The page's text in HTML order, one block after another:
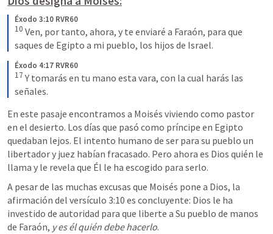
Éxodo 3:10 RVR60
10 Ven, por tanto, ahora, y te enviaré a Faraón, para que
saques de Egipto a mi pueblo, los hijos de Israel.
Éxodo 4:17 RVR60
17 Y tomarás en tu mano esta vara, con la cual harás las
señales.
En este pasaje encontramos a Moisés viviendo como pastor
en el desierto. Los días que pasó como príncipe en Egipto
quedaban lejos. El intento humano de ser para su pueblo un
libertador y juez habían fracasado. Pero ahora es Dios quién le
llama y le revela que Él le ha escogido para serlo.
A pesar de las muchas excusas que Moisés pone a Dios, la
afirmación del versículo 3:10 es concluyente: Dios le ha
investido de autoridad para que liberte a Su pueblo de manos
de Faraón, y es él quién debe hacerlo.